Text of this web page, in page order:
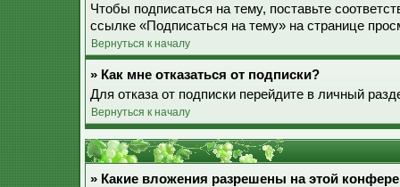
Чтобы подписаться на тему, поставьте
ссылке «Подписаться на тему» на странице
Вернуться к началу
» Как мне отказаться от подписки?
Для отказа от подписки перейдите в личный
Вернуться к началу
» Какие вложения разрешены на этой